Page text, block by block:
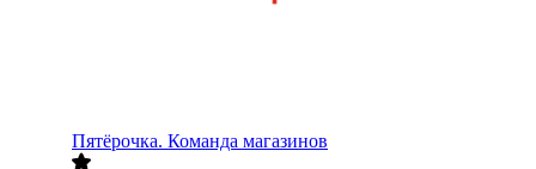
Пятёрочка. Команда магазинов